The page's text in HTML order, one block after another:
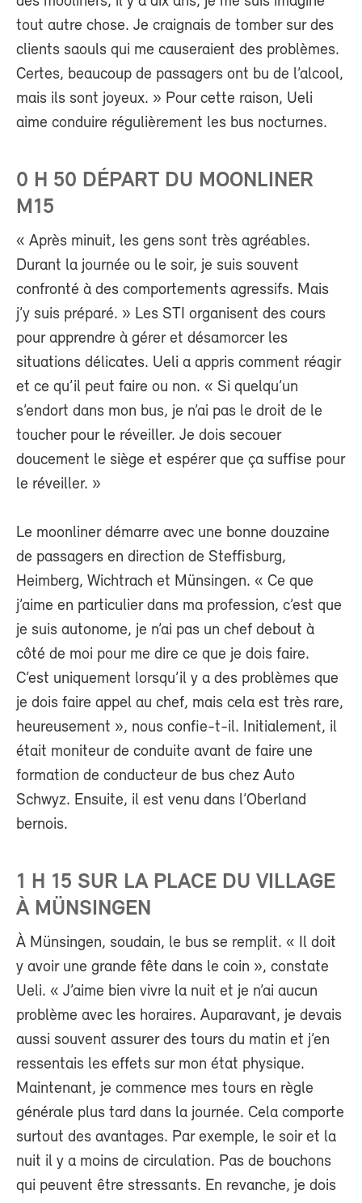
tout autre chose. Je craignais de tomber sur des
clients saouls qui me causeraient des problèmes.
Certes, beaucoup de passagers ont bu de l’alcool,
mais ils sont joyeux. » Pour cette raison, Ueli
aime conduire régulièrement les bus nocturnes.
0 H 50 DÉPART DU MOONLINER
M15
« Après minuit, les gens sont très agréables.
Durant la journée ou le soir, je suis souvent
confronté à des comportements agressifs. Mais
j’y suis préparé. » Les STI organisent des cours
pour apprendre à gérer et désamorcer les
situations délicates. Ueli a appris comment réagir
et ce qu’il peut faire ou non. « Si quelqu’un
s’endort dans mon bus, je n’ai pas le droit de le
toucher pour le réveiller. Je dois secouer
doucement le siège et espérer que ça suffise pour
le réveiller. »
Le moonliner démarre avec une bonne douzaine
de passagers en direction de Steffisburg,
Heimberg, Wichtrach et Münsingen. « Ce que
j’aime en particulier dans ma profession, c’est que
je suis autonome, je n’ai pas un chef debout à
côté de moi pour me dire ce que je dois faire.
C’est uniquement lorsqu’il y a des problèmes que
je dois faire appel au chef, mais cela est très rare,
heureusement », nous confie-t-il. Initialement, il
était moniteur de conduite avant de faire une
formation de conducteur de bus chez Auto
Schwyz. Ensuite, il est venu dans l’Oberland
bernois.
1 H 15 SUR LA PLACE DU VILLAGE
À MÜNSINGEN
À Münsingen, soudain, le bus se remplit. « Il doit
y avoir une grande fête dans le coin », constate
Ueli. « J’aime bien vivre la nuit et je n’ai aucun
problème avec les horaires. Auparavant, je devais
aussi souvent assurer des tours du matin et j’en
ressentais les effets sur mon état physique.
Maintenant, je commence mes tours en règle
générale plus tard dans la journée. Cela comporte
surtout des avantages. Par exemple, le soir et la
nuit il y a moins de circulation. Pas de bouchons
qui peuvent être stressants. En revanche, je dois